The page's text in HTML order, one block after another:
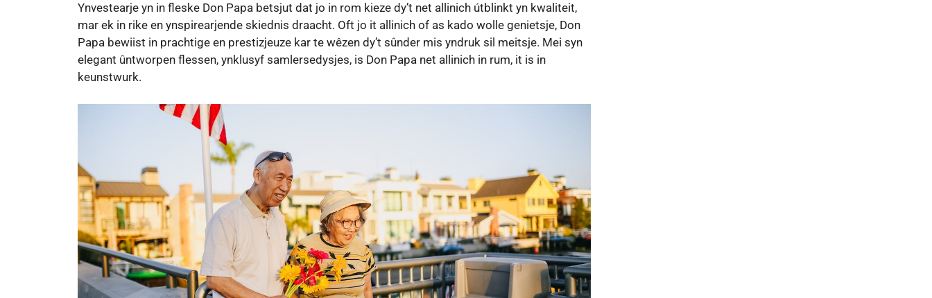
Ynvestearje yn in fleske Don Papa betsjut dat jo in rom kieze dy’t net allinich útblinkt yn kwaliteit,
mar ek in rike en ynspirearjende skiednis draacht. Oft jo it allinich of as kado wolle genietsje, Don
Papa bewiist in prachtige en prestizjeuze kar te wêzen dy’t sûnder mis yndruk sil meitsje. Mei syn
elegant ûntworpen flessen, ynklusyf samlersedysjes, is Don Papa net allinich in rum, it is in
keunstwurk.